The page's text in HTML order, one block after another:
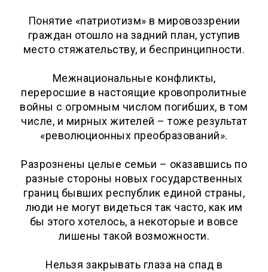
Понятие «патриотизм» в мировоззрении
граждан отошло на задний план, уступив
место стяжательству, и беспринципности.
Межнациональные конфликты,
переросшие в настоящие кровопролитные
войны с огромным числом погибших, в том
числе, и мирных жителей – тоже результат
«революционных преобразований».
Разрознены целые семьи – оказавшись по
разные стороны новых государственных
границ бывших республик единой страны,
люди не могут видеться так часто, как им
бы этого хотелось, а некоторые и вовсе
лишены такой возможности.
Нельзя закрывать глаза на спад в